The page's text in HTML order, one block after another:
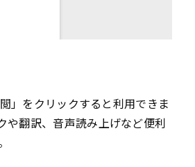
」をクリックすると利用できま
や翻訳、音声読み上げなど便利